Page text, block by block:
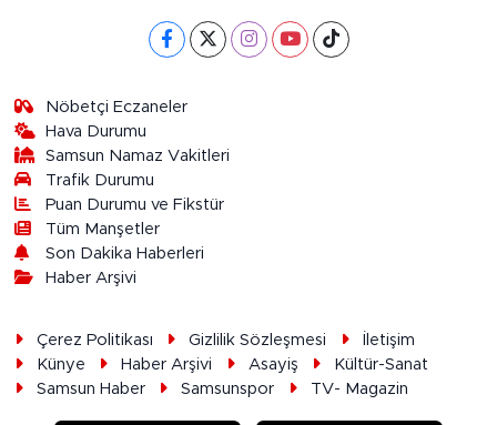
Nöbetçi Eczaneler
Hava Durumu
Samsun Namaz Vakitleri
Trafik Durumu
Puan Durumu ve Fikstür
Tüm Manşetler
Son Dakika Haberleri
Haber Arşivi
Çerez Politikası Gizlilik Sözleşmesi
İletişim
Künye
Haber Arşivi Asayiş
Kültür-Sanat
Samsun Haber
Samsunspor TV- Magazin